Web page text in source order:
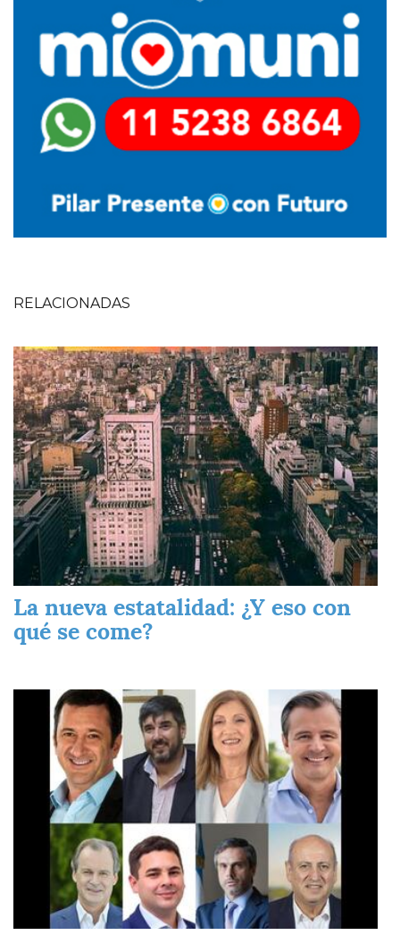
RELACIONADAS
Imagen
La nueva estatalidad: ¿Y eso con
qué se come?